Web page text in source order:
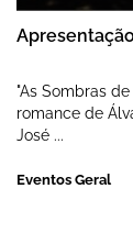
"As Sombras
romance de
José ...
Eventos Geral